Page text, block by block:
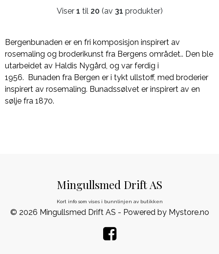
Viser 1 til 20 (av 31 produkter)
Bergenbunaden er en fri komposisjon inspirert av
rosemaling og broderikunst fra Bergens området.. Den ble
utarbeidet av Haldis Nygård, og var ferdig i
1956. Bunaden fra Bergen er i tykt ullstoff, med broderier
inspirert av rosemaling. Bunadssølvet er inspirert av en
sølje fra 1870.
Mingullsmed Drift AS
Kort info som vises i bunnlinjen av butikken
© 2026 Mingullsmed Drift AS - Powered by Mystore.no